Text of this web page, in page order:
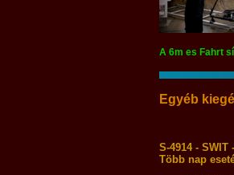
A 6m es Fahrt
Egyéb
S-4914 -
Több nap